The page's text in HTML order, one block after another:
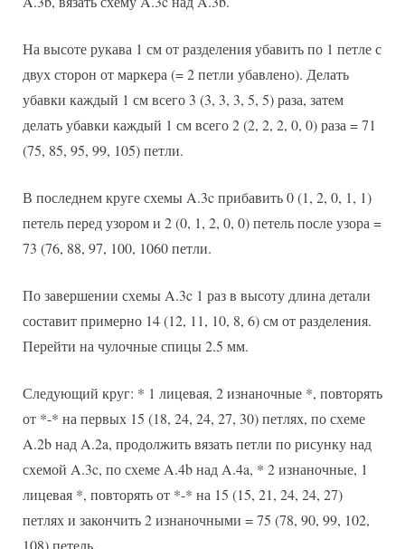
На высоте рукава 1 см от разделения убавить по 1 петле с
двух сторон от маркера (= 2 петли убавлено). Делать
убавки каждый 1 см всего 3 (3, 3, 3, 5, 5) раза, затем
делать убавки каждый 1 см всего 2 (2, 2, 2, 0, 0) раза = 71
(75, 85, 95, 99, 105) петли.
В последнем круге схемы A.3c прибавить 0 (1, 2, 0, 1, 1)
петель перед узором и 2 (0, 1, 2, 0, 0) петель после узора =
73 (76, 88, 97, 100, 1060 петли.
По завершении схемы A.3c 1 раз в высоту длина детали
составит примерно 14 (12, 11, 10, 8, 6) см от разделения.
Перейти на чулочные спицы 2.5 мм.
Следующий круг: * 1 лицевая, 2 изнаночные *, повторять
от *-* на первых 15 (18, 24, 24, 27, 30) петлях, по схеме
A.2b над A.2a, продолжить вязать петли по рисунку над
схемой A.3c, по схеме A.4b над A.4a, * 2 изнаночные, 1
лицевая *, повторять от *-* на 15 (15, 21, 24, 24, 27)
петлях и закончить 2 изнаночными = 75 (78, 90, 99, 102,
108) петель.